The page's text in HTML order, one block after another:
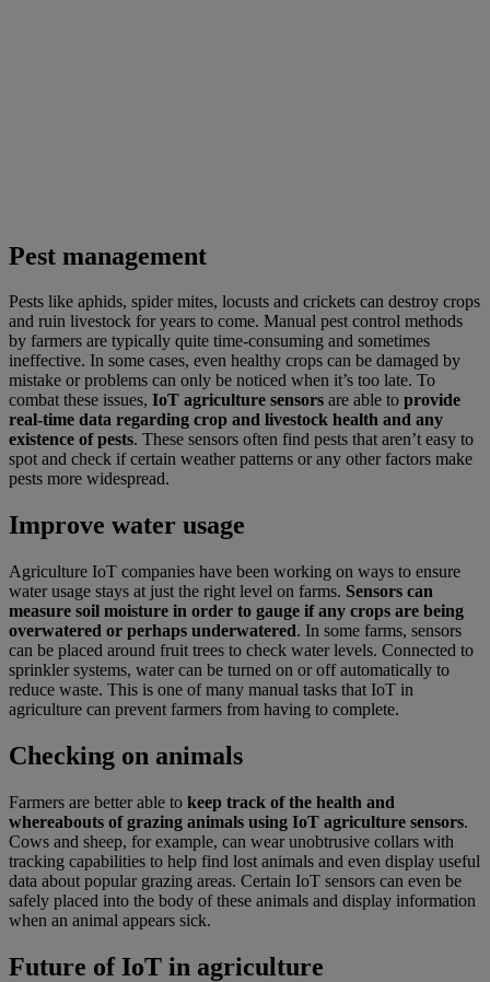
Pest management
Pests like aphids, spider mites, locusts and crickets can destroy crops
and ruin livestock for years to come. Manual pest control methods
by farmers are typically quite time-consuming and sometimes
ineffective. In some cases, even healthy crops can be damaged by
mistake or problems can only be noticed when it’s too late. To
combat these issues, IoT agriculture sensors are able to provide
real-time data regarding crop and livestock health and any
existence of pests. These sensors often find pests that aren’t easy to
spot and check if certain weather patterns or any other factors make
pests more widespread.
Improve water usage
Agriculture IoT companies have been working on ways to ensure
water usage stays at just the right level on farms. Sensors can
measure soil moisture in order to gauge if any crops are being
overwatered or perhaps underwatered. In some farms, sensors
can be placed around fruit trees to check water levels. Connected to
sprinkler systems, water can be turned on or off automatically to
reduce waste. This is one of many manual tasks that IoT in
agriculture can prevent farmers from having to complete.
Checking on animals
Farmers are better able to keep track of the health and
whereabouts of grazing animals using IoT agriculture sensors.
Cows and sheep, for example, can wear unobtrusive collars with
tracking capabilities to help find lost animals and even display useful
data about popular grazing areas. Certain IoT sensors can even be
safely placed into the body of these animals and display information
when an animal appears sick.
Future of IoT in agriculture